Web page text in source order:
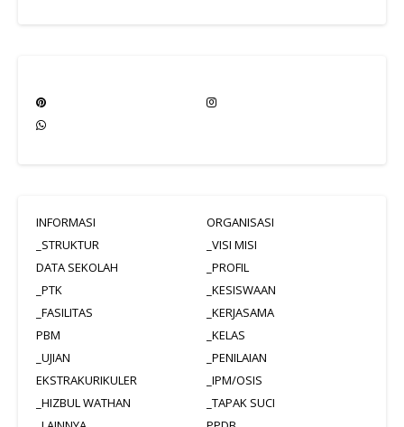
INFORMASI
ORGANISASI
_STRUKTUR
_VISI MISI
DATA SEKOLAH
_PROFIL
_PTK
_KESISWAAN
_FASILITAS
_KERJASAMA
PBM
_KELAS
_UJIAN
_PENILAIAN
EKSTRAKURIKULER
_IPM/OSIS
_HIZBUL WATHAN
_TAPAK SUCI